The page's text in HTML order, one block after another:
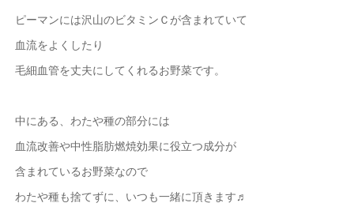
ピーマンには沢山のビタミンＣが含まれていて
血流をよくしたり
毛細血管を丈夫にしてくれるお野菜です。
中にある、わたや種の部分には
血流改善や中性脂肪燃焼効果に役立つ成分が
含まれているお野菜なので
わたや種も捨てずに、いつも一緒に頂きます♬